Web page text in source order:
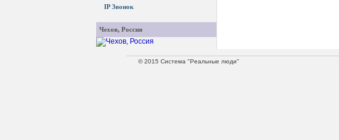
IP Звонок
Чехов, Россия
© 2015 Система "Реальные люди"